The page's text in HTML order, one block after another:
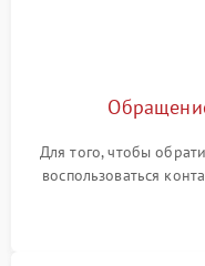
Для того, чтобы
воспользоваться
или оставить